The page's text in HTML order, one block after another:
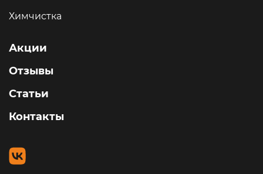
Химчистка
Акции
Отзывы
Статьи
Контакты